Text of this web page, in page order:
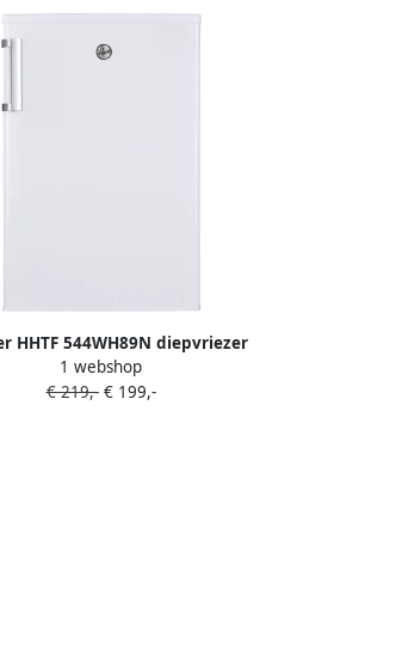
HHTF 544WH89N diepvriezer
Vrieskast Vrijstaand 82 l E
1 webshop
€ 219,-€ 199,-